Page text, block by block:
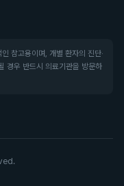
참고용이며, 개별 환자의 진단·
경우 반드시 의료기관을 방문하